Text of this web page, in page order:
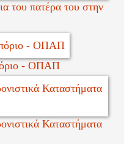
του πατέρα του στην
- ΟΠΑΠ
Καταστήματα